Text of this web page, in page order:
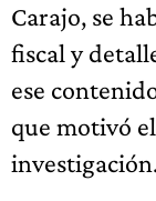
Carajo, se
fiscal y
ese
que motivó